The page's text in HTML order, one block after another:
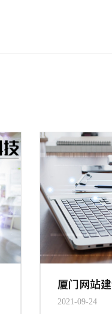
厦门网站
2021-09-24